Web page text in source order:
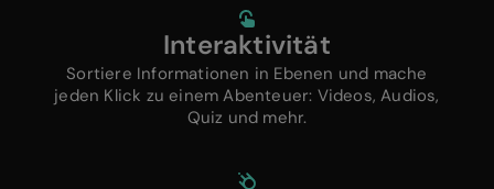
Interaktivität
Sortiere Informationen in Ebenen und mache
jeden Klick zu einem Abenteuer: Videos, Audios,
Quiz und mehr.